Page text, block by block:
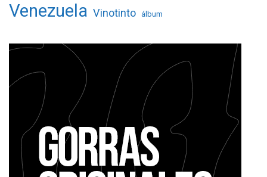
Venezuela Vinotinto álbum